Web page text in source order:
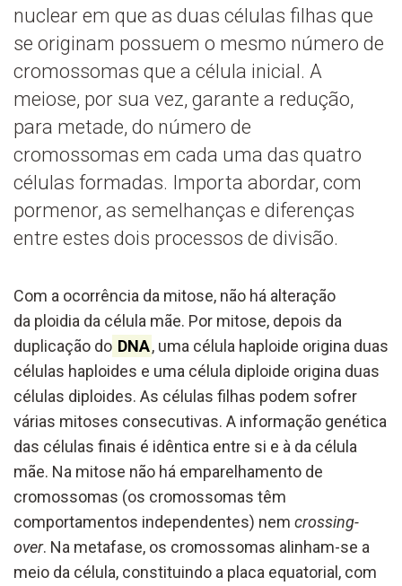
nuclear em que as duas células filhas que
se originam possuem o mesmo número de
cromossomas que a célula inicial. A
meiose, por sua vez, garante a redução,
para metade, do número de
cromossomas em cada uma das quatro
células formadas. Importa abordar, com
pormenor, as semelhanças e diferenças
entre estes dois processos de divisão.
Com a ocorrência da mitose, não há alteração
da ploidia da célula mãe. Por mitose, depois da
duplicação do DNA, uma célula haploide origina duas
células haploides e uma célula diploide origina duas
células diploides. As células filhas podem sofrer
várias mitoses consecutivas. A informação genética
das células finais é idêntica entre si e à da célula
mãe. Na mitose não há emparelhamento de
cromossomas (os cromossomas têm
comportamentos independentes) nem crossing-
over. Na metafase, os cromossomas alinham-se a
meio da célula, constituindo a placa equatorial, com